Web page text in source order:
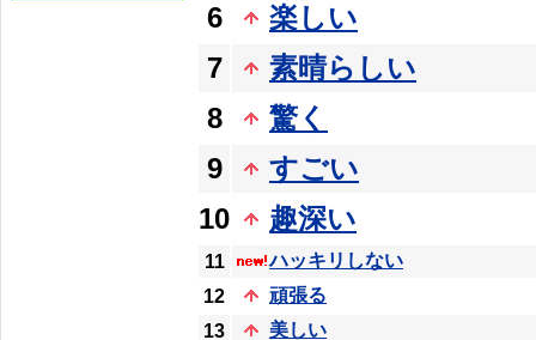
6
楽しい
7
素晴らしい
8
驚く
9
すごい
10
趣深い
11
ハッキリしない
12
頑張る
13
美しい